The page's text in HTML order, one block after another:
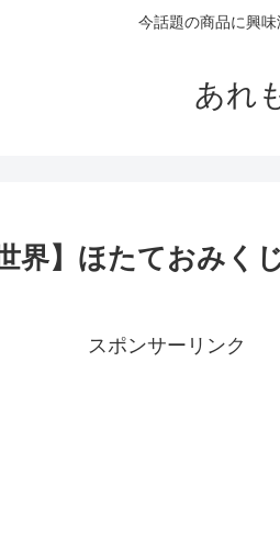
今話題の商品に興
あれ
界】ほたておみく
スポンサーリンク